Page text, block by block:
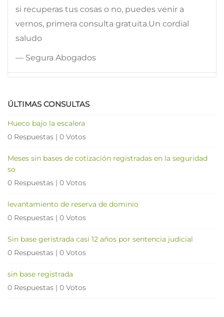
si recuperas tus cosas o no, puedes venir a
vernos, primera consulta gratuita.Un cordial
saludo
— Segura Abogados
ÚLTIMAS CONSULTAS
Hueco bajo la escalera
0 Respuestas | 0 Votos
Meses sin bases de cotización registradas en la seguridad
so
0 Respuestas | 0 Votos
levantamiento de reserva de dominio
0 Respuestas | 0 Votos
Sin base geristrada casi 12 años por sentencia judicial
0 Respuestas | 0 Votos
sin base registrada
0 Respuestas | 0 Votos